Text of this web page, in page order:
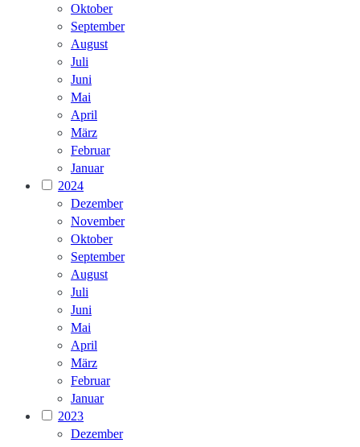
Oktober
September
August
Juli
Juni
Mai
April
März
Februar
Januar
2024
Dezember
November
Oktober
September
August
Juli
Juni
Mai
April
März
Februar
Januar
2023
Dezember